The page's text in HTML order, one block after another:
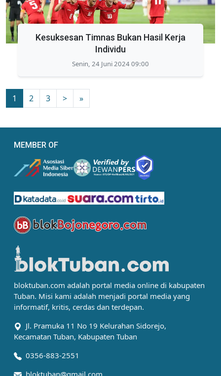
Kesuksesan Timnas Bukan Hasil Kerja
Individu
Senin, 24 Juni 2024 09:00
1 2 3 > »
MEMBER OF
bloktuban.com adalah portal media online di kabupaten
Tuban. Misi kami adalah menjadi portal media yang
informatif, kritis, cerdas dan terdepan.
Jl. Pramuka 11 No 19 Kelurahan Sidorejo,
Kecamatan Tuban, Kabupaten Tuban
0356-883-2551